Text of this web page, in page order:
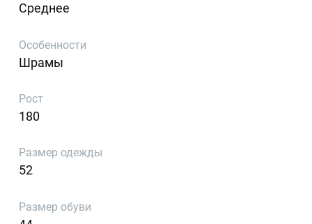
Среднее
Особенности
Шрамы
Рост
180
Размер одежды
52
Размер обуви